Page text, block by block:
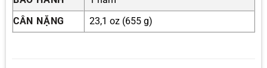
CÂN NẶNG
23,1 oz (655 g)